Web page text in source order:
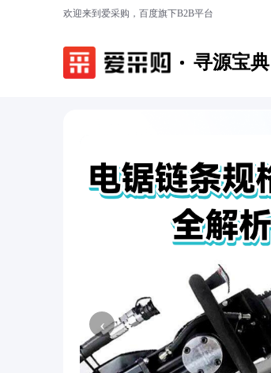
欢迎来到爱采购，百度旗下B2B平台
寻源宝典
‹